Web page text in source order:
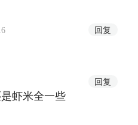
回复
回复
虾米全一些